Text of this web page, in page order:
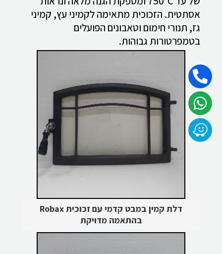
אסתטית. הזכוכית מתאימה לקמיני עץ, קמיני
גז, תנורי חימום וטאבונים הפועלים
בטמפרטורות גבוהות.
דלת קמין במבט קדמי עם זכוכית Robax
בהתאמה מדויקת